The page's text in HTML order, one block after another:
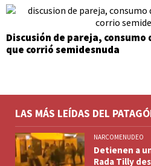
Discusión de pareja, consumo
que corrió semidesnuda
LAS MÁS LEÍDAS DEL
NARCOMENUDEO
Detienen a
Rada Tilly